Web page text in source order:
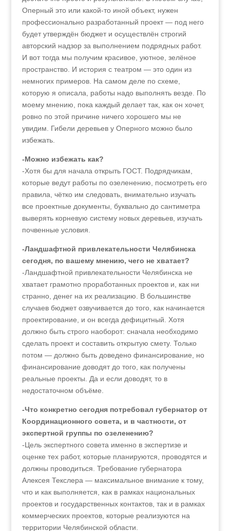
Оперный это или какой-то иной объект, нужен
профессионально разработанный проект — под него
будет утверждён бюджет и осуществлён строгий
авторский надзор за выполнением подрядных работ.
И вот тогда мы получим красивое, уютное, зелёное
пространство. И история с театром — это один из
немногих примеров. На самом деле по схеме,
которую я описала, работы надо выполнять везде. По
моему мнению, пока каждый делает так, как он хочет,
ровно по этой причине ничего хорошего мы не
увидим. Гибели деревьев у Оперного можно было
избежать.
-Можно избежать как?
-Хотя бы для начала открыть ГОСТ. Подрядчикам,
которые ведут работы по озеленению, посмотреть его
правила, чётко им следовать, внимательно изучать
все проектные документы, буквально до сантиметра
выверять корневую систему новых деревьев, изучать
почвенные условия.
-Ландшафтной привлекательности Челябинска
сегодня, по вашему мнению, чего не хватает?
-Ландшафтной привлекательности Челябинска не
хватает грамотно проработанных проектов и, как ни
странно, денег на их реализацию. В большинстве
случаев бюджет озвучивается до того, как начинается
проектирование, и он всегда дефицитный. Хотя
должно быть строго наоборот: сначала необходимо
сделать проект и составить открытую смету. Только
потом — должно быть доведено финансирование, но
финансирование доводят до того, как получены
реальные проекты. Да и если доводят, то в
недостаточном объёме.
-Что конкретно сегодня потребовал губернатор от
Координационного совета, и в частности, от
экспертной группы по озеленению?
-Цель экспертного совета именно в экспертизе и
оценке тех работ, которые планируются, проводятся и
должны проводиться. Требование губернатора
Алексея Текслера — максимальное внимание к тому,
что и как выполняется, как в рамках национальных
проектов и государственных контактов, так и в рамках
коммерческих проектов, которые реализуются на
территории Челябинской области.